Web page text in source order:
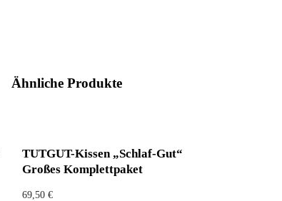
Ähnliche Produkte
TUTGUT-Kissen „Schlaf-Gut“
Großes Komplettpaket
69,50 €